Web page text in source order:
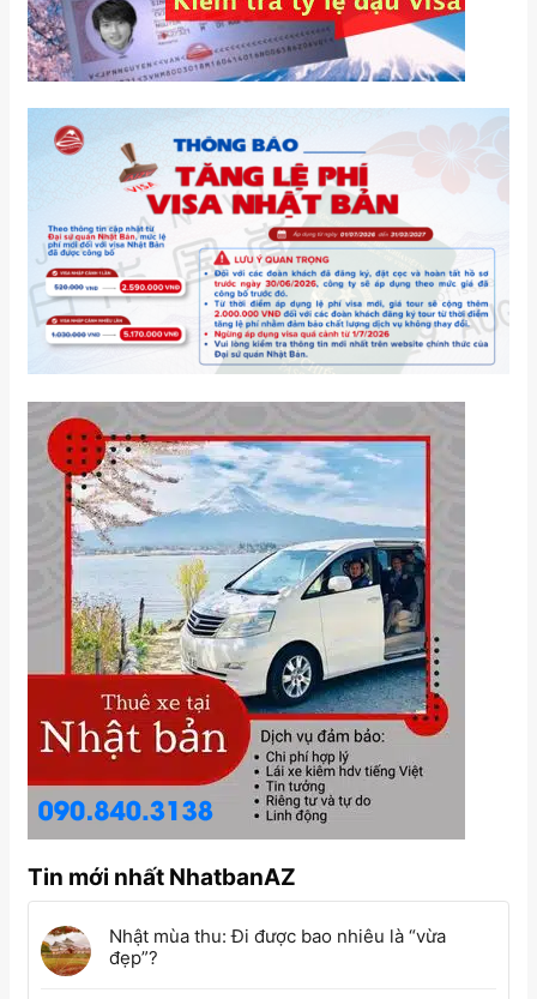
Tin mới nhất NhatbanAZ
Nhật mùa thu: Đi được bao nhiêu là “vừa
đẹp”?